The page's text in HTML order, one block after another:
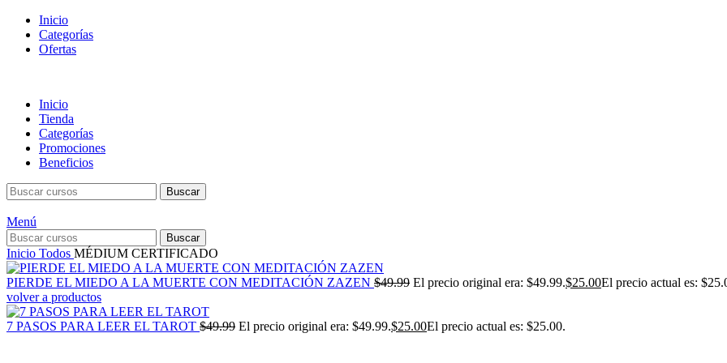
Inicio
Categorías
Ofertas
Inicio
Tienda
Categorías
Promociones
Beneficios
Buscar
Menú
Buscar
Inicio Todos MÉDIUM CERTIFICADO
PIERDE EL MIEDO A LA MUERTE CON MEDITACIÓN ZAZEN $49.99 El precio original era: $49.99.$25.00El precio actual es:
volver a productos
7 PASOS PARA LEER EL TAROT $49.99 El precio original era: $49.99.$25.00El precio actual es: $25.00.